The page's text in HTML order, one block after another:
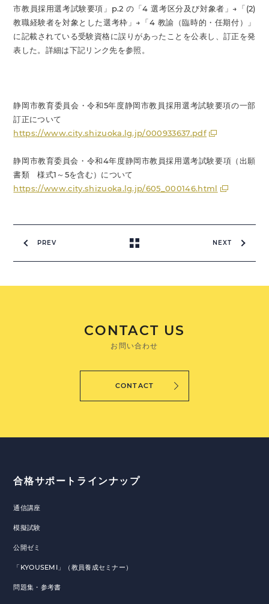
市教員採用選考試験要項」p.2 の「4 選考区分及び対象者」→「(2)
教職経験者を対象とした選考枠」→「4 教諭（臨時的・任期付）」
に記載されている受験資格に誤りがあったことを公表し、訂正を発
表した。詳細は下記リンク先を参照。
静岡市教育委員会・令和5年度静岡市教員採用選考試験要項の一部
訂正について
https://www.city.shizuoka.lg.jp/000933637.pdf
静岡市教育委員会・令和4年度静岡市教員採用選考試験要項（出願
書類 様式1～5を含む）について
https://www.city.shizuoka.lg.jp/605_000146.html
PREV NEXT
CONTACT US
お問い合わせ
CONTACT
合格サポートラインナップ
通信講座
模擬試験
公開ゼミ
「KYOUSEMI」（教員養成セミナー）
問題集・参考書